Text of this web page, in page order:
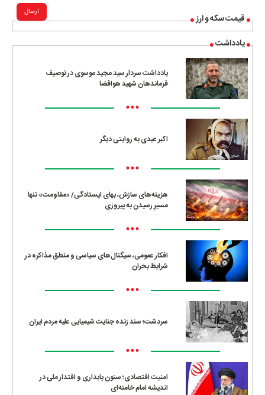
قیمت سکه و ارز
یادداشت
یادداشت سردار سید مجید موسوی در توصیف
فرماندهان شهید هوافضا
•••
اکبر عبدی به روایتی دیگر
•••
هزینه‌های سازش، بهای ایستادگی/ «مقاومت» تنها
مسیرِ رسیدن به پیروزی
•••
افکار عمومی، سیگنال‌های سیاسی و منطق مذاکره در
شرایط بحران
•••
سردشت؛ سند زنده جنایت شیمیایی علیه مردم ایران
•••
امنیت اقتصادی؛ ستون پایداری و اقتدار ملی در
اندیشه امام خامنه‌ای
ارسال